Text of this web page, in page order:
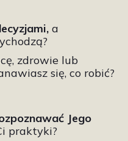
a
zdrowie lub
się, co robić?
Jego
praktyki?